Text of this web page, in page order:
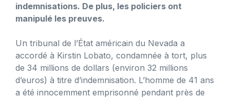
indemnisations. De plus, les policiers ont
manipulé les preuves.
Un tribunal de l’État américain du Nevada a
accordé à Kirstin Lobato, condamnée à tort, plus
de 34 millions de dollars (environ 32 millions
d’euros) à titre d’indemnisation. L’homme de 41 ans
a été innocemment emprisonné pendant près de